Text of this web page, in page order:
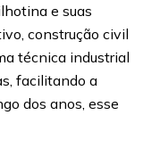
e suas
construção civil
técnica industrial
facilitando a
dos anos, esse